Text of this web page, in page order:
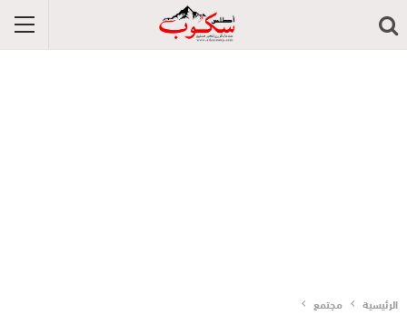
الرئيسية مجتمع